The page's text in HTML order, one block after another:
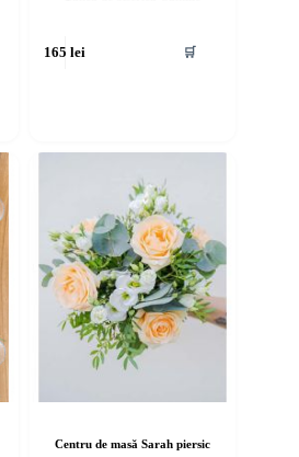
165lei 🛒
Centru de masă Sarah piersic